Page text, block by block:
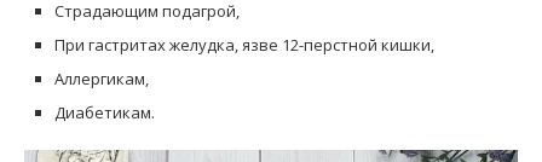
Страдающим подагрой,
При гастритах желудка, язве 12-перстной кишки,
Аллергикам,
Диабетикам.